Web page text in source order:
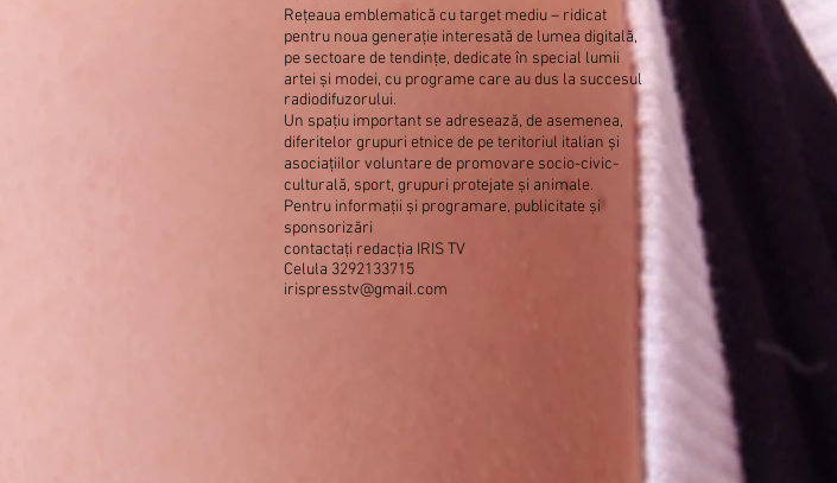
Rețeaua emblematică cu target mediu – ridicat
pentru noua generație interesată de lumea digitală,
pe sectoare de tendințe, dedicate în special lumii
artei și modei, cu programe care au dus la succesul
radiodifuzorului.
Un spațiu important se adresează, de asemenea,
diferitelor grupuri etnice de pe teritoriul italian și
asociațiilor voluntare de promovare socio-civic-
culturală, sport, grupuri protejate și animale.
Pentru informații și programare, publicitate și
sponsorizări
contactați redacția IRIS TV
Celula 3292133715
irispresstv@gmail.com